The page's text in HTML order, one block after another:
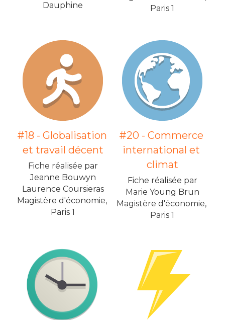
Dauphine
Paris 1
#18 - Globalisation
et travail décent
Fiche réalisée par
Jeanne Bouwyn
Laurence Coursieras
Magistère d'économie,
Paris 1
#20 - Commerce
international et
climat
Fiche réalisée par
Marie Young Brun
Magistère d'économie,
Paris 1